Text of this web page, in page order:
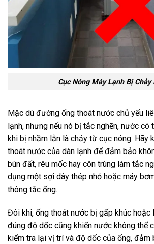
Cục Nóng Máy Lạnh Bị Chảy
Mặc dù đường ống thoát nước chủ yếu
lạnh, nhưng nếu nó bị tắc nghẽn, nước có
khi bị nhầm lẫn là chảy từ cục nóng. Hãy
thoát nước của dàn lạnh để đảm bảo
bùn đất, rêu mốc hay côn trùng làm tắc
dụng một sợi dây thép nhỏ hoặc máy
thông tắc ống.
Đôi khi, ống thoát nước bị gấp khúc hoặc
đúng độ dốc cũng khiến nước không thể
kiểm tra lại vị trí và độ dốc của ống, đảm